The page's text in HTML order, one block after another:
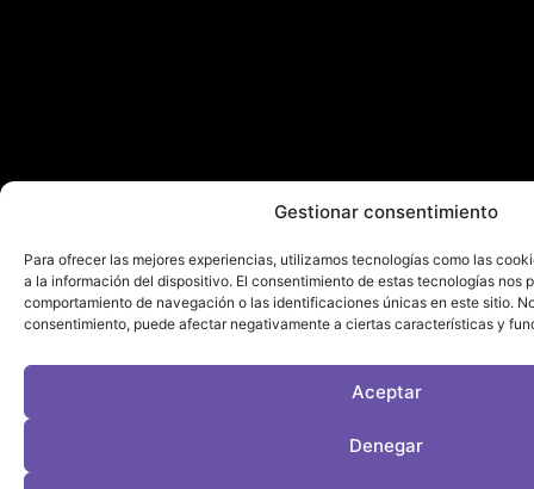
Gestionar consentimiento
Para ofrecer las mejores experiencias, utilizamos tecnologías como las
a la información del dispositivo. El consentimiento de estas tecnologías nos
comportamiento de navegación o las identificaciones únicas en este sitio.
consentimiento, puede afectar negativamente a ciertas características y
Aceptar
Denegar